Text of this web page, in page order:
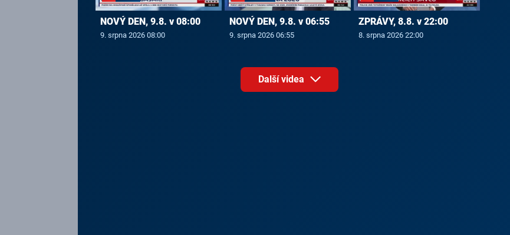
NOVÝ DEN, 9.8. v 08:00
9. srpna 2026 08:00
NOVÝ DEN, 9.8. v 06:55
9. srpna 2026 06:55
ZPRÁVY, 8.8. v 22:00
8. srpna 2026 22:00
Další videa